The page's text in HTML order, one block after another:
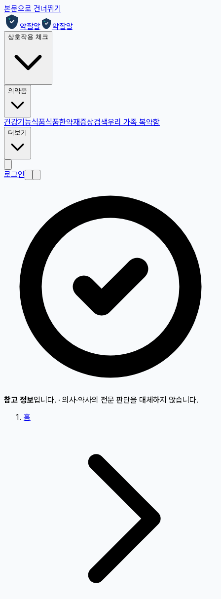
본문으로 건너뛰기
약잘알
약잘알
상호작용 체크
의약품
건강기능식품식품한약재증상검색우리 가족 복약함
더보기
로그인
참고 정보입니다. · 의사·약사의 전문 판단을 대체하지 않습니다.
홈